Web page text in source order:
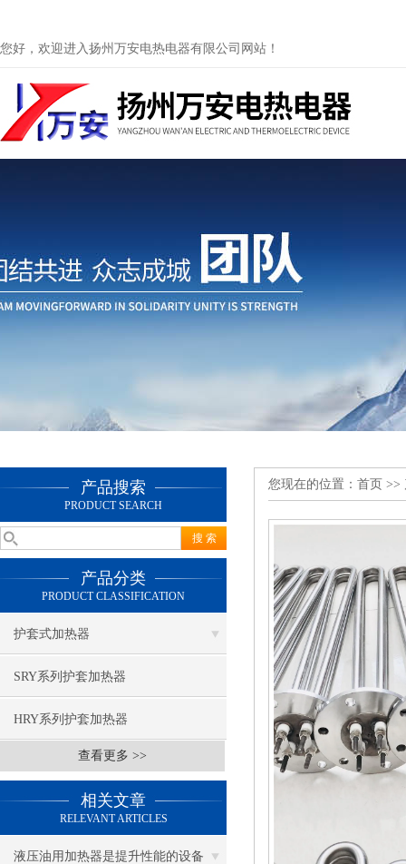
您好，欢迎进入扬州万安电热电器有限公司网站！
产品搜索
PRODUCT SEARCH
产品分类
PRODUCT CLASSIFICATION
护套式加热器
SRY系列护套加热器
HRY系列护套加热器
查看更多 >>
相关文章
RELEVANT ARTICLES
液压油用加热器是提升性能的设备
您现在的位置： 首页 >>